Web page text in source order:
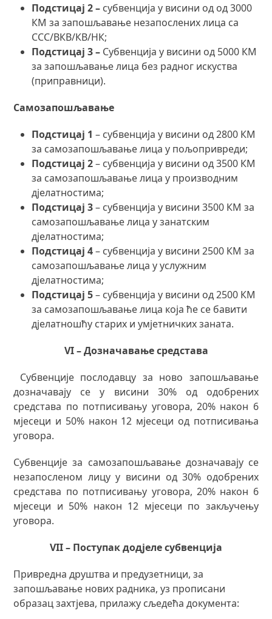
Подстицај 2 – субвенција у висини од од 3000
КМ за запошљавање незапослених лица са
ССС/ВКВ/КВ/НК;
Подстицај 3 – Субвенција у висини од 5000 КМ
за запошљавање лица без радног искуства
(приправници).
Самозапошљавање
Подстицај 1– субвенција у висини од 2800 КМ
за самозапошљавање лица у пољопривреди;
Подстицај 2– субвенција у висини од 3500 КМ
за самозапошљавање лица у производним
дјелатностима;
Подстицај 3– субвенција у висини 3500 КМ за
самозапошљавање лица у занатским
дјелатностима;
Подстицај 4– субвенција у висини 2500 КМ за
самозапошљавање лица у услужним
дјелатностима;
Подстицај 5– субвенција у висини од 2500 КМ
за самозапошљавање лица која ће се бавити
дјелатношћу старих и умјетничких заната.
VI– Дозначавање средстава
Субвенције послодавцу за ново запошљавање
дозначавају се у висини 30% од одобрених
средстава по потписивању уговора, 20% након 6
мјесеци и 50% након 12 мјесеци од потписивања
уговора.
Субвенције за самозапошљавање дозначавају се
незапосленом лицу у висини од 30% одобрених
средстава по потписивању уговора, 20% након 6
мјесеци и 50% након 12 мјесеци по закључењу
уговора.
VII– Поступак додјеле субвенција
Привредна друштва и предузетници, за
запошљавање нових радника, уз прописани
образац захтјева, прилажу сљедећа документа: